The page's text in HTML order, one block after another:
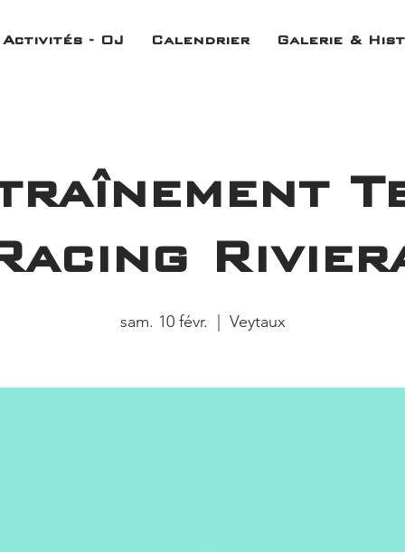
Activités - OJ Calendrier Galerie &
sam. 10 févr. Veytaux